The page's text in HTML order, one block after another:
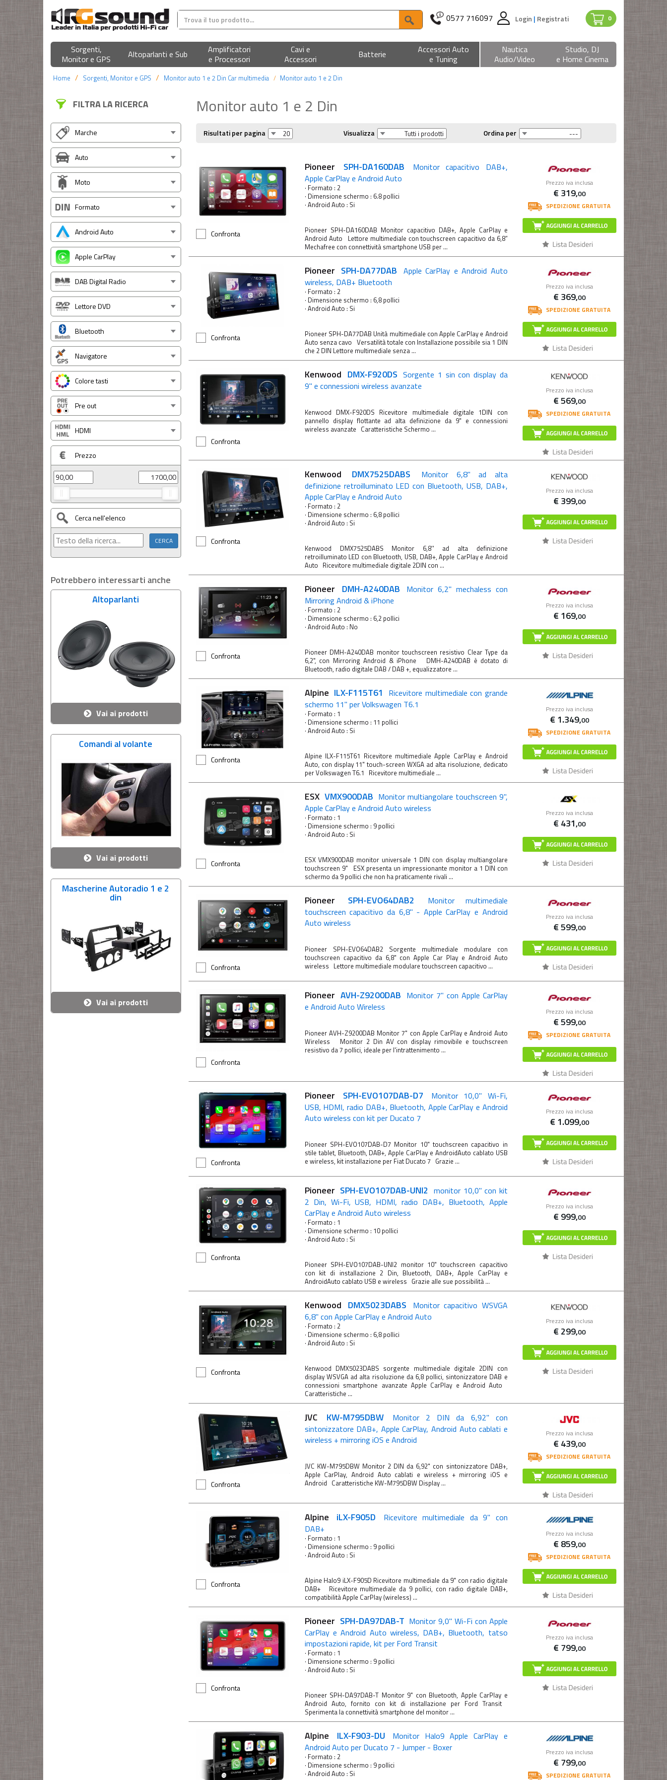
0
0577 716097 Login | Registrati
Sorgenti,
Monitor e GPS
Altoparlanti e Sub
Amplificatori
e Processori
Cavi e
Accessori
Batterie
Accessori Auto
e Tuning
Nautica
Audio/Video
Studio, DJ
e Home Cinema
Home Sorgenti, Monitor e GPS Monitor auto 1 e 2 Din Car multimedia Monitor auto 1 e 2 Din
FILTRA LA RICERCA
Marche
Auto
Moto
Formato
Android Auto
Apple CarPlay
DAB Digital Radio
Lettore DVD
Bluetooth
Navigatore
Colore tasti
Pre out
HDMI
Prezzo
Cerca nell'elenco
Potrebbero interessarti anche
Altoparlanti
Vai ai prodotti
Comandi al volante
Vai ai prodotti
Mascherine Autoradio 1 e 2
din
Vai ai prodotti
Monitor auto 1 e 2 Din
Risultati per pagina Visualizza Ordina per
Confronta
Prezzo iva inclusa
€ 319,00
SPEDIZIONE GRATUITA
Pioneer SPH-DA160DAB
Monitor capacitivo DAB+,
Apple CarPlay e Android Auto
· Formato : 2
· Dimensione schermo : 6.8 pollici
· Android Auto : Si
Pioneer SPH-DA160DAB Monitor capacitivo DAB+, Apple CarPlay e
Android Auto Lettore multimediale con touchscreen capacitivo da 6,8”
Mechafree con connettività smartphone USB per ...
Confronta
Prezzo iva inclusa
€ 369,00
SPEDIZIONE GRATUITA
Pioneer SPH-DA77DAB Apple CarPlay e Android Auto
wireless, DAB+ Bluetooth
· Formato : 2
· Dimensione schermo : 6,8 pollici
· Android Auto : Si
Pioneer SPH-DA77DAB Unità multimediale con Apple CarPlay e Android
Auto senza cavo Versatilità totale con Installazione possibile sia 1 DIN
che 2 DIN Lettore multimediale senza ...
Confronta
Prezzo iva inclusa
€569,00
SPEDIZIONE GRATUITA
Kenwood DMX-F920DS Sorgente 1 sin con display da
9" e connessioni wireless avanzate
Kenwood DMX-F920DS Ricevitore multimediale digitale 1DIN con
pannello display flottante ad alta definizione da 9" e connessioni
wireless avanzate Caratteristiche Schermo ...
Confronta
Prezzo iva inclusa
€ 399,00
Kenwood DMX7525DABS
Monitor 6,8'' ad alta
definizione retroilluminato LED con Bluetooth, USB, DAB+,
Apple CarPlay e Android Auto
· Formato : 2
· Dimensione schermo : 6,8 pollici
· Android Auto : Si
Kenwood DMX7525DABS Monitor 6,8'' ad alta definizione
retroilluminato LED con Bluetooth, USB, DAB+, Apple CarPlay e Android
Auto Ricevitore multimediale digitale 2DIN con ...
Confronta
Prezzo iva inclusa
€ 169,00
Pioneer DMH-A240DAB
Monitor 6,2" mechaless con
Mirroring Android & iPhone
· Formato : 2
· Dimensione schermo : 6,2 pollici
· Android Auto : No
Pioneer DMH-A240DAB monitor touchscreen resistivo Clear Type da
6,2", con Mirroring Android & iPhone DMH-A240DAB è dotato di
Bluetooth, radio digitale DAB / DAB +, equalizzatore ...
Confronta
Prezzo iva inclusa
€ 1.349,00
SPEDIZIONE GRATUITA
Alpine ILX-F115T61
Ricevitore multimediale con grande
schermo 11'' per Volkswagen T6.1
· Formato : 1
· Dimensione schermo : 11 pollici
· Android Auto : Si
Alpine ILX-F115T61 Ricevitore multimediale Apple CarPlay e Android
Auto, con display 11" touch-screen WXGA ad alta risoluzione, dedicato
per Volkswagen T6.1 Ricevitore multimediale ...
Confronta
Prezzo iva inclusa
€ 431,00
ESX VMX900DAB Monitor multiangolare touchscreen 9",
Apple CarPlay e Android Auto wireless
· Formato : 1
· Dimensione schermo : 9 pollici
· Android Auto : Si
ESX VMX900DAB monitor universale 1 DIN con display multiangolare
touchscreen 9" ESX presenta un impressionante monitor a 1 DIN con
schermo da 9 pollici che non ha praticamente rivali ...
Confronta
Prezzo iva inclusa
€599,00
Pioneer SPH-EVO64DAB2
Monitor multimediale
touchscreen capacitivo da 6,8" - Apple CarPlay e Android
Auto wireless
Pioneer SPH-EVO64DAB2 Sorgente multimediale modulare con
touchscreen capacitivo da 6,8" con Apple Car Play e Android Auto
wireless Lettore multimediale modulare touchscreen capacitivo ...
Confronta
Prezzo iva inclusa
€599,00
SPEDIZIONE GRATUITA
Pioneer AVH-Z9200DAB Monitor 7" con Apple CarPlay
e Android Auto Wireless
Pioneer AVH-Z9200DAB Monitor 7" con Apple CarPlay e Android Auto
Wireless Monitor 2 Din AV con display rimovibile e touchscreen
resistivo da 7 pollici, ideale per l'intrattenimento ...
Confronta
Prezzo iva inclusa
€ 1.099,00
Pioneer SPH-EVO107DAB-D7
Monitor 10,0" Wi-Fi,
USB, HDMI, radio DAB+, Bluetooth, Apple CarPlay e Android
Auto wireless con kit per Ducato 7
Pioneer SPH-EVO107DAB-D7 Monitor 10" touchscreen capacitivo in
stile tablet, Bluetooth, DAB+, Apple CarPlay e AndroidAuto cablato USB
e wireless, kit installazione per Fiat Ducato 7 Grazie ...
Confronta
Prezzo iva inclusa
€ 999,00
Pioneer SPH-EVO107DAB-UNI2 monitor 10,0" con kit
2 Din, Wi-Fi, USB, HDMI, radio DAB+, Bluetooth, Apple
CarPlay e Android Auto wireless
· Formato : 1
· Dimensione schermo : 10 pollici
· Android Auto : Si
Pioneer SPH-EVO107DAB-UNI2 monitor 10" touchscreen capacitivo
con kit di installazione 2 Din, Bluetooth, DAB+, Apple CarPlay e
AndroidAuto cablato USB e wireless Grazie alle sue possibilità ...
Confronta
Prezzo iva inclusa
€ 299,00
Kenwood DMX5023DABS
Monitor capacitivo WSVGA
6,8'' con Apple CarPlay e Android Auto
· Formato : 2
· Dimensione schermo : 6,8 pollici
· Android Auto : Si
Kenwood DMX5023DABS sorgente multimediale digitale 2DIN con
display WSVGA ad alta risoluzione da 6,8 pollici, sintonizzatore DAB e
connessioni smartphone avanzate Apple CarPlay e Android Auto
Caratteristiche ...
Confronta
Prezzo iva inclusa
€ 439,00
SPEDIZIONE GRATUITA
JVC KW-M795DBW
Monitor 2 DIN da 6,92" con
sintonizzatore DAB+, Apple CarPlay, Android Auto cablati e
wireless + mirroring iOS e Android
JVC KW-M795DBW Monitor 2 DIN da 6,92" con sintonizzatore DAB+,
Apple CarPlay, Android Auto cablati e wireless + mirroring iOS e
Android Caratteristiche KW-M795DBW Display ...
Confronta
Prezzo iva inclusa
€ 859,00
SPEDIZIONE GRATUITA
Alpine iLX-F905D
Ricevitore multimediale da 9" con
DAB+
· Formato : 1
· Dimensione schermo : 9 pollici
· Android Auto : Si
Alpine Halo9 iLX-F905D Ricevitore multimediale da 9" con radio digitale
DAB+ Ricevitore multimediale da 9 pollici, con radio digitale DAB+,
compatibilità Apple CarPlay (wireless) ...
Confronta
Prezzo iva inclusa
€ 799,00
Pioneer SPH-DA97DAB-T Monitor 9,0" Wi-Fi con Apple
CarPlay e Android Auto wireless, DAB+, Bluetooth, tatso
impostazioni rapide, kit per Ford Transit
· Formato : 1
· Dimensione schermo : 9 pollici
· Android Auto : Si
Pioneer SPH-DA97DAB-T Monitor 9" con Bluetooth, Apple CarPlay e
Android Auto, fornito con kit di installazione per Ford Transit
Sperimenta la connettività smartphone del monitor ...
Prezzo iva inclusa
€ 799,00
SPEDIZIONE GRATUITA
Alpine ILX-F903-DU
Monitor Halo9 Apple CarPlay e
Android Auto per Ducato 7 - Jumper - Boxer
· Formato : 2
· Dimensione schermo : 9 pollici
· Android Auto : Si